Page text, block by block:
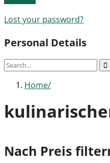
Lost your password?
Personal Details
Home
Nach Preis